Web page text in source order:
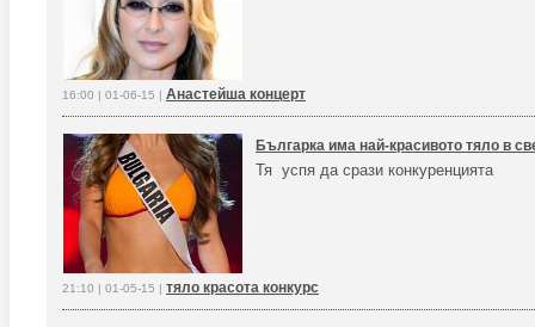
16:00 | 01-06-15 | Анастейша концерт
Българка има най-красивото тяло в
Тя успя да срази конкуренцията
21:10 | 01-05-15 | тяло красота конкурс